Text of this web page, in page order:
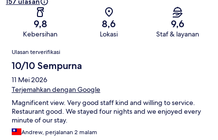
9,8
Kebersihan
8,6
Lokasi
9,6
Staf & layanan
Ulasan
Ulasan terverifikasi
10/10 Sempurna
11 Mei 2026
Terjemahkan dengan Google
Magnificent view. Very good staff kind and willing to service.
Restaurant good. We stayed four nights and we enjoyed every
minute of our stay.
Andrew, perjalanan 2 malam